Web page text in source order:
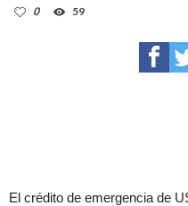
0
59
El crédito de emergencia de